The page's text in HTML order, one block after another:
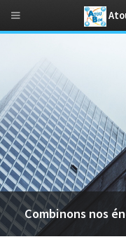
Combinons nos